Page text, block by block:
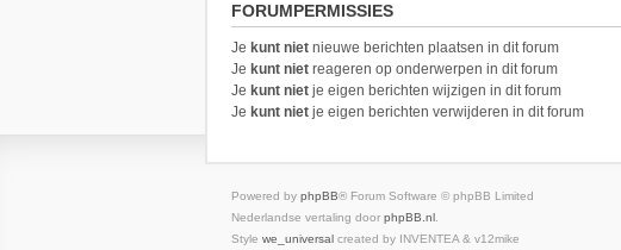
FORUMPERMISSIES
Je kunt niet nieuwe berichten plaatsen in dit forum
Je kunt niet reageren op onderwerpen in dit forum
Je kunt niet je eigen berichten wijzigen in dit forum
Je kunt niet je eigen berichten verwijderen in dit forum
Powered by phpBB® Forum Software © phpBB Limited
Nederlandse vertaling door phpBB.nl
Style we_universal created by INVENTEA & v12mike